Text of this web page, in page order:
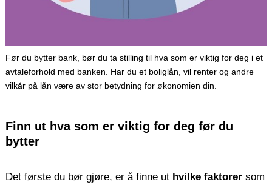
Før du bytter bank, bør du ta stilling til hva som er viktig for deg i et
avtaleforhold med banken. Har du et boliglån, vil renter og andre
vilkår på lån være av stor betydning for økonomien din.
Finn ut hva som er viktig for deg før du
bytter
Det første du bør gjøre, er å finne ut hvilke faktorersom